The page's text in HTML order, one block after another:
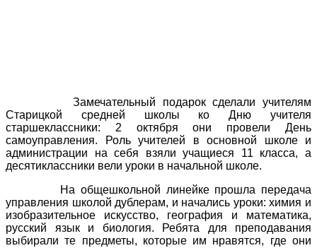
Замечательный подарок сделали учителям
Старицкой средней школы ко Дню учителя
старшеклассники: 2 октября они провели День
самоуправления. Роль учителей в основной школе и
администрации на себя взяли учащиеся 11 класса, а
десятиклассники вели уроки в начальной школе.
На общешкольной линейке прошла передача
управления школой дублерам, и начались уроки: химия и
изобразительное искусство, география и математика,
русский язык и биология. Ребята для преподавания
выбирали те предметы, которые им нравятся, где они